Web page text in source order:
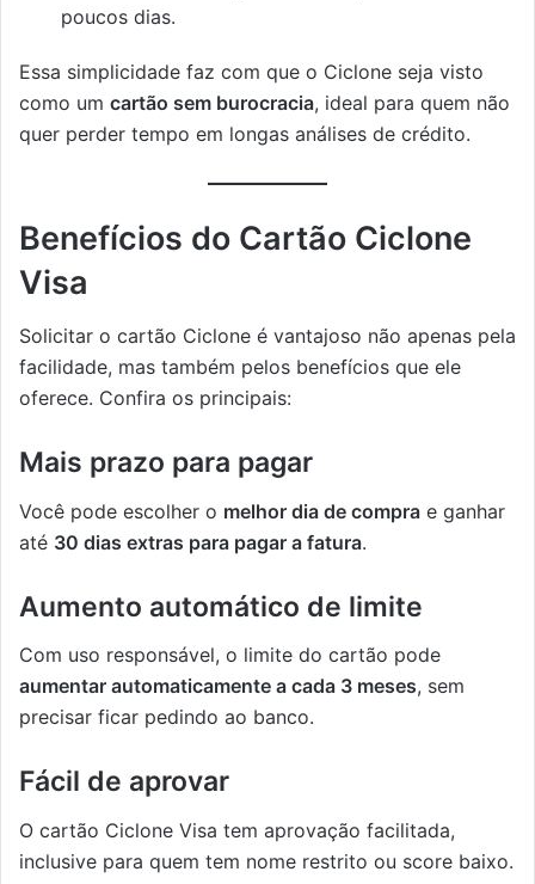
poucos dias.
Essa simplicidade faz com que o Ciclone seja visto
como um cartão sem burocracia, ideal para quem não
quer perder tempo em longas análises de crédito.
Benefícios do Cartão Ciclone
Visa
Solicitar o cartão Ciclone é vantajoso não apenas pela
facilidade, mas também pelos benefícios que ele
oferece. Confira os principais:
Mais prazo para pagar
Você pode escolher o melhor dia de compra e ganhar
até 30 dias extras para pagar a fatura.
Aumento automático de limite
Com uso responsável, o limite do cartão pode
aumentar automaticamente a cada 3 meses, sem
precisar ficar pedindo ao banco.
Fácil de aprovar
O cartão Ciclone Visa tem aprovação facilitada,
inclusive para quem tem nome restrito ou score baixo.